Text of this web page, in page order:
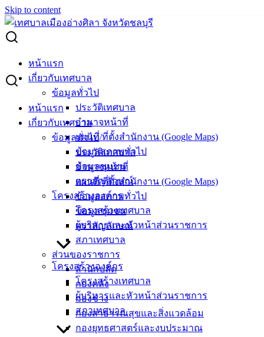
Skip to content
หน้าแรก
เกี่ยวกับเทศบาล
ข้อมูลทั่วไป
ประวัติเทศบาล
อำนาจหน้าที่
แผนที่/ที่ตั้งสำนักงาน (Google Maps)
ข้อมูลสภาพทั่วไป
ข้อมูลชุมชน
ตราสัญลักษณ์
โครงสร้างองค์กร
โครงสร้างเทศบาล
ผู้บริหารและหัวหน้าส่วนราชการ
สภาเทศบาล
ส่วนของราชการ
สำนักปลัด
กองคลัง
กองช่าง
กองสาธารณสุขและสิ่งแวดล้อม
กองยุทธศาสตร์และงบประมาณ
หน้าแรก
เกี่ยวกับเทศบาล
ข้อมูลทั่วไป
ประวัติเทศบาล
อำนาจหน้าที่
แผนที่/ที่ตั้งสำนักงาน (Google Maps)
ข้อมูลสภาพทั่วไป
ข้อมูลชุมชน
ตราสัญลักษณ์
โครงสร้างองค์กร
โครงสร้างเทศบาล
ผู้บริหารและหัวหน้าส่วนราชการ
สภาเทศบาล
Search for:
ผู้ชนะการเสนอราคา จ้างเหมาทาสีตีเส้นจราจรและลบสีเก่า
ผู้ชนะการเสนอราคา จ้างเหมาทาสีตีเส้น
จราจรและลบสีเก่า
กุมภาพันธ์ 6, 2024กุมภาพันธ์ 6, 2024
ประกาศผู้ชนะ